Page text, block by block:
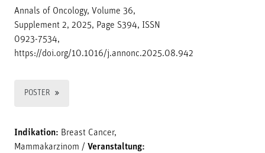
Annals of Oncology, Volume 36,
Supplement 2, 2025, Page S394, ISSN
0923-7534,
https://doi.org/10.1016/j.annonc.2025.08.942
POSTER
Indikation: Breast Cancer,
Mammakarzinom / Veranstaltung: